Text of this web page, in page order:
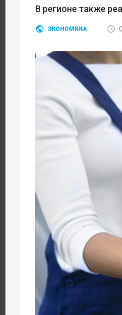
В регионе также
ЭКОНОМИКА